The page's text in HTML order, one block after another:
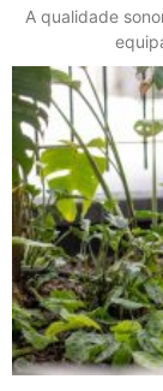
A qualidade